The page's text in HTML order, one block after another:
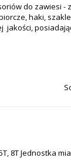
do zawiesi -
haki,
jakości,
8T Jednostka